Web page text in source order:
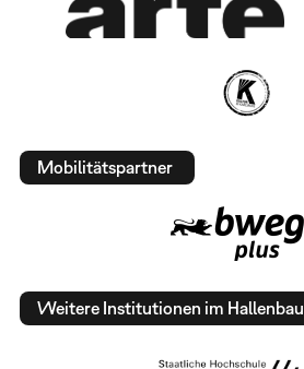
Mobilitätspartner
Weitere Institutionen im Hallenbau